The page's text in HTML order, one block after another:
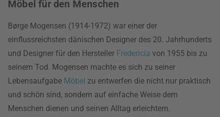
Möbel für den Menschen
Børge Mogensen (1914-1972) war einer der
einflussreichsten dänischen Designer des 20. Jahrhunderts
und Designer für den Hersteller Fredericia von 1955 bis zu
seinem Tod. Mogensen machte es sich zu seiner
Lebensaufgabe Möbel zu entwerfen die nicht nur praktisch
und schön sind, sondern auf einfache Weise dem
Menschen dienen und seinen Alltag erleichtern.